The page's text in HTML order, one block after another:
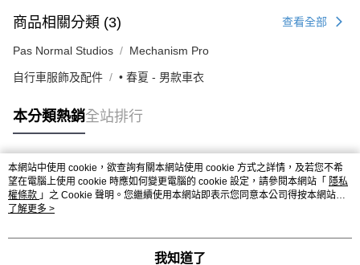
商品相關分類 (3) 查看全部
Pas Normal Studios Mechanism Pro
自行車服飾及配件 • 春夏 - 男款車衣
本分類熱銷全站排行
熱門標籤
本網站中使用 cookie，欲查詢有關本網站使用 cookie 方式之詳情，及若您不希
望在電腦上使用 cookie 時應如何變更電腦的 cookie 設定，請參閱本網站「 隱私
權條款 」之 Cookie 聲明。您繼續使用本網站即表示您同意本公司得按本網站使
用條款之 Cookie 聲明使用 cookie。
了解更多 >
我知道了